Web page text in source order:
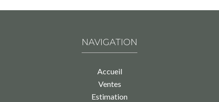
NAVIGATION
Accueil
Ventes
Estimation